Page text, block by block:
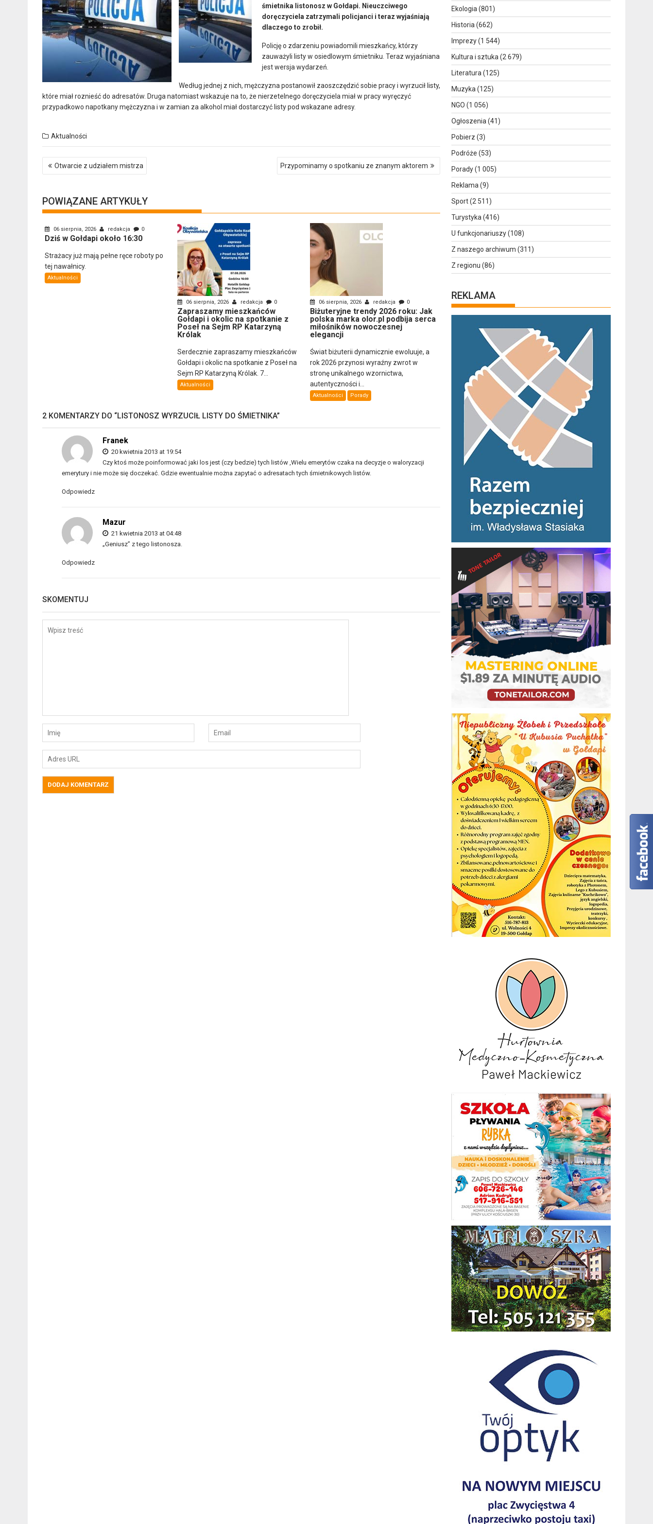
śmietnika listonosz w Gołdapi. Nieuczciwego
doręczyciela zatrzymali policjanci i teraz wyjaśniają
dlaczego to zrobił.
Policję o zdarzeniu powiadomili mieszkańcy, którzy
zauważyli listy w osiedlowym śmietniku. Teraz wyjaśniana
jest wersja wydarzeń.
Według jednej z nich, mężczyzna postanowił zaoszczędzić sobie pracy i wyrzucił listy,
które miał roznieść do adresatów. Druga natomiast wskazuje na to, że nierzetelnego doręczyciela miał w pracy wyręczyć
przypadkowo napotkany mężczyzna i w zamian za alkohol miał dostarczyć listy pod wskazane adresy.
Aktualności
Nawigacja
wpisu
Otwarcie z udziałem mistrza Przypominamy o spotkaniu ze znanym aktorem
POWIĄZANE ARTYKUŁY
06 sierpnia, 2026 redakcja 0
Dziś w Gołdapi około 16:30
Strażacy już mają pełne ręce roboty po
tej nawałnicy.
Aktualności
06 sierpnia, 2026 redakcja 0
Zapraszamy mieszkańców
Gołdapi i okolic na spotkanie z
Poseł na Sejm RP Katarzyną
Królak
Serdecznie zapraszamy mieszkańców
Gołdapi i okolic na spotkanie z Poseł na
Sejm RP Katarzyną Królak. 7...
Aktualności
06 sierpnia, 2026 redakcja 0
Biżuteryjne trendy 2026 roku: Jak
polska marka olor.pl podbija serca
miłośników nowoczesnej
elegancji
Świat biżuterii dynamicznie ewoluuje, a
rok 2026 przynosi wyraźny zwrot w
stronę unikalnego wzornictwa,
autentyczności i...
Aktualności Porady
2 KOMENTARZY DO “LISTONOSZ WYRZUCIŁ LISTY DO ŚMIETNIKA”
Franek
20 kwietnia 2013 at 19:54
Czy ktoś może poinformować jaki los jest (czy bedzie) tych listów ,Wielu emerytów czaka na decyzje o waloryzacji
emerytury i nie może się doczekać. Gdzie ewentualnie można zapytać o adresatach tych śmietnikowych listów.
Odpowiedz
Mazur
21 kwietnia 2013 at 04:48
„Geniusz” z tego listonosza.
Odpowiedz
SKOMENTUJ
Ekologia (801)
Historia (662)
Imprezy(1 544)
Kultura i sztuka (2 679)
Literatura (125)
Muzyka (125)
NGO (1 056)
Ogłoszenia (41)
Pobierz (3)
Podróże (53)
Porady(1 005)
Reklama (9)
Sport(2 511)
Turystyka (416)
U funkcjonariuszy(108)
Z naszego archiwum (311)
Z regionu (86)
REKLAMA